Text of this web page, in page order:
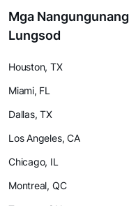
Mga Nangungunang
Lungsod
Houston, TX
Miami, FL
Dallas, TX
Los Angeles, CA
Chicago, IL
Montreal, QC